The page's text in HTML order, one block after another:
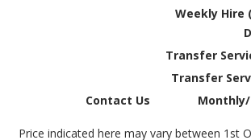
Weekly Hire
Transfer
Transfer
Monthly/
Contact Us
**Price indicated here may vary between 1st